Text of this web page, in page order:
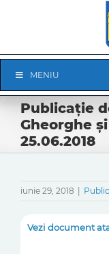
Navigation
MENIU
Publicație
Gheorghe
25.06.2018
iunie 29, 2018
Vezi document